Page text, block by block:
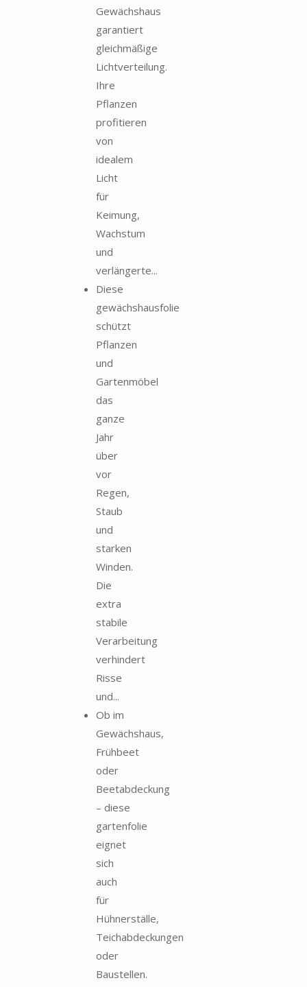
Gewächshaus
garantiert
gleichmäßige
Lichtverteilung.
Ihre
Pflanzen
profitieren
von
idealem
Licht
für
Keimung,
Wachstum
und
verlängerte...
Diese
gewächshausfolie
schützt
Pflanzen
und
Gartenmöbel
das
ganze
Jahr
über
vor
Regen,
Staub
und
starken
Winden.
Die
extra
stabile
Verarbeitung
verhindert
Risse
und...
Ob im
Gewächshaus,
Frühbeet
oder
Beetabdeckung
– diese
gartenfolie
eignet
sich
auch
für
Hühnerställe,
Teichabdeckungen
oder
Baustellen.